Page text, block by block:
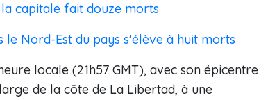
la capitale fait douze morts
Nord-Est du pays s'élève à huit morts
locale (21h57 GMT), avec son épicentre
de la côte de La Libertad, à une